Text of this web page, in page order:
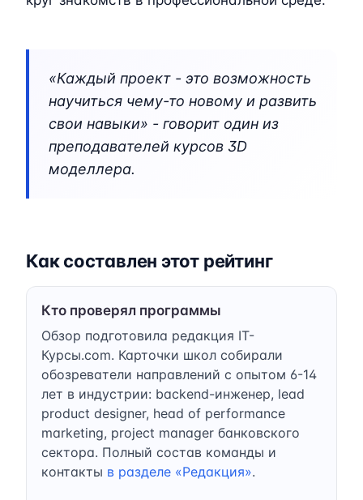
«Каждый проект - это возможность
научиться чему-то новому и развить
свои навыки» - говорит один из
преподавателей курсов 3D
моделлера.
Как составлен этот рейтинг
Кто проверял программы
Обзор подготовила редакция IT-
Курсы.com. Карточки школ собирали
обозреватели направлений с опытом 6-14
лет в индустрии: backend-инженер, lead
product designer, head of performance
marketing, project manager банковского
сектора. Полный состав команды и
контакты в разделе «Редакция».